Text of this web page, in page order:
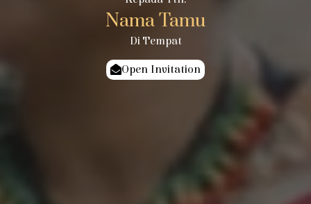
Nama Tamu
Di Tempat
Open Invitation